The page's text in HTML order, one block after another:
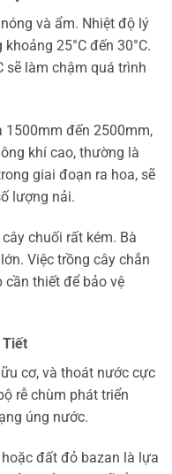
và ẩm. Nhiệt độ lý
25°C đến 30°C.
sẽ làm chậm quá trình
1500mm đến 2500mm,
khí cao, thường là
giai đoạn ra hoa, sẽ
lượng nải.
chuối rất kém. Bà
Việc trồng cây chắn
thiết để bảo vệ
Tiết
cơ, và thoát nước cực
rễ chùm phát triển
úng nước.
đất đỏ bazan là lựa